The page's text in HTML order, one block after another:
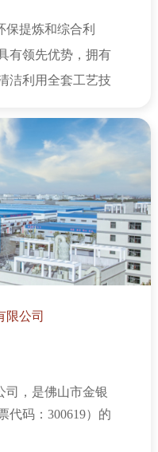
保提炼和综合利
有领先优势，拥有
洁利用全套工艺技
院院士张文海以及
专家评价组一致认
洁低成本开发，是
技术达到国际领先
限公司
司，是佛山市金银
代码： 300619）的